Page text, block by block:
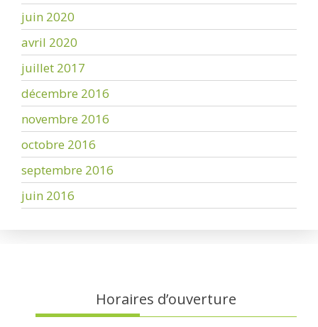
juin 2020
avril 2020
juillet 2017
décembre 2016
novembre 2016
octobre 2016
septembre 2016
juin 2016
Horaires d’ouverture